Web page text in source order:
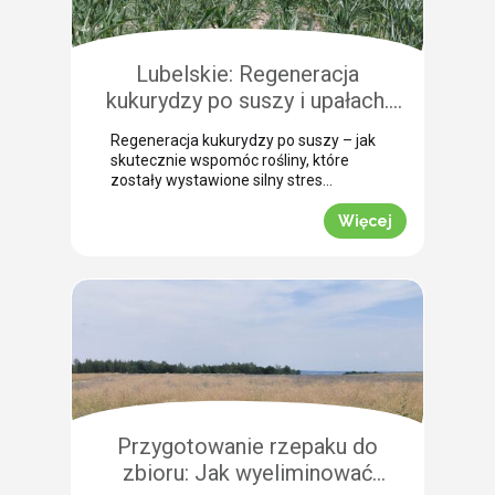
niuansach agrotechnicznych.
Pokazujemy, na co warto zwrócić
Lubelskie: Regeneracja
kukurydzy po suszy i upałach.
Zobacz rekomendacje z pola!
Regeneracja kukurydzy po suszy – jak
skutecznie wspomóc rośliny, które
zostały wystawione silny stres
termiczny? Jak informuje nasz ekspert
Leszek Konior, kluczem jest szybka
reakcja i wykorzystanie momentu, gdy
przeprowadzona w powiecie
Odpowiednio dobrana strategia
pozwala roślinom odbudować kondycję
fizjologiczną. Pozwijane […]
Więcej
Przygotowanie rzepaku do
zbioru: Jak wyeliminować